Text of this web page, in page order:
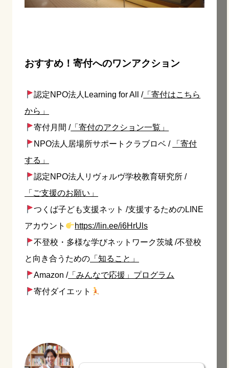
おすすめ！寄付へのワンアクション
認定NPO法人Learning for All /「寄付はこちら
から」
寄付月間 /「寄付のアクション一覧」
NPO法人居場所サポートクラブロベ /
「寄付
する」
認定NPO法人リヴォルヴ学校教育研究所 /
「ご支援のお願い」
つくば子ども支援ネット /支援するためのLINE
アカウント
https://lin.ee/i6HrUls
不登校・多様な学びネットワーク茨城 /不登校
と向き合うための 「知ること」
Amazon /「みんなで応援」プログラム
寄付ダイエット